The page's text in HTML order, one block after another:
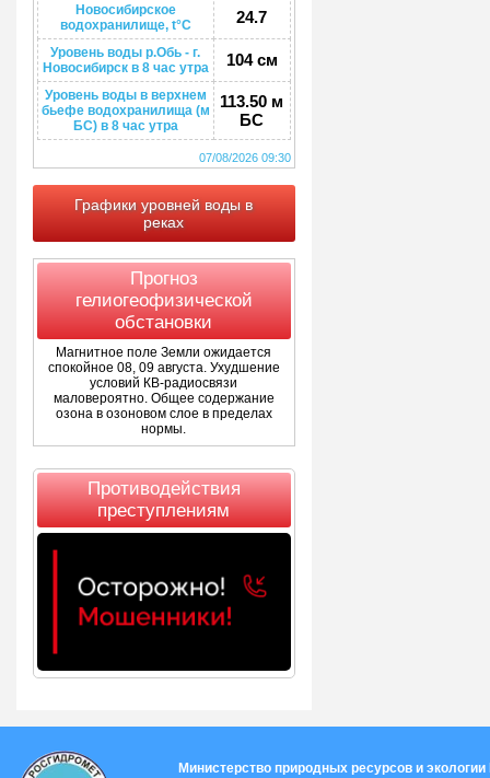
Новосибирское
водохранилище, t°C
24.7
Уровень воды р.Обь - г.
Новосибирск в 8 час утра
104 см
Уровень воды в верхнем
бьефе водохранилища (м
БС) в 8 час утра
113.50 м
БС
07/08/2026 09:30
Графики уровней воды в
реках
Прогноз
гелиогеофизической
обстановки
Магнитное поле Земли ожидается
спокойное 08, 09 августа. Ухудшение
условий КВ-радиосвязи
маловероятно. Общее содержание
озона в озоновом слое в пределах
нормы.
Противодействия
преступлениям
Министерство природных ресурсов и